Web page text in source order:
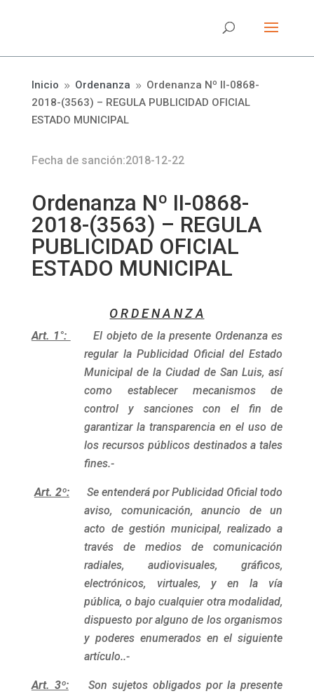
Inicio 9 Ordenanza 9 Ordenanza Nº II-0868-
2018-(3563) – REGULA PUBLICIDAD OFICIAL
ESTADO MUNICIPAL
Fecha de sanción:2018-12-22
Ordenanza Nº II-0868-
2018-(3563) – REGULA
PUBLICIDAD OFICIAL
ESTADO MUNICIPAL
O R D E N A N Z A
Art. 1°:
El objeto de la presente Ordenanza es
regular la Publicidad Oficial del Estado
Municipal de la Ciudad de San Luis, así
como establecer mecanismos de
control y sanciones con el fin de
garantizar la transparencia en el uso de
los recursos públicos destinados a tales
fines.-
Art. 2º:
Se entenderá por Publicidad Oficial todo
aviso, comunicación, anuncio de un
acto de gestión municipal, realizado a
través de medios de comunicación
radiales, audiovisuales, gráficos,
electrónicos, virtuales, y en la vía
pública, o bajo cualquier otra modalidad,
dispuesto por alguno de los organismos
y poderes enumerados en el siguiente
artículo..-
Art. 3º:
Son sujetos obligados por la presente